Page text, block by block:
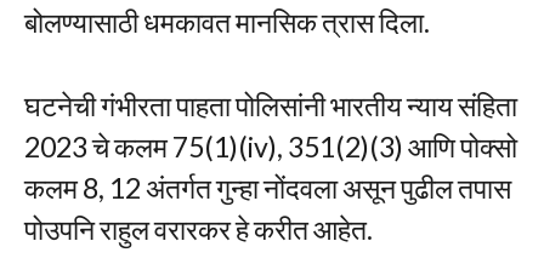
बोलण्यासाठी धमकावत मानसिक त्रास दिला.
घटनेची गंभीरता पाहता पोलिसांनी भारतीय न्याय संहिता
2023 चे कलम 75(1)(iv), 351(2)(3) आणि पोक्सो
कलम 8, 12 अंतर्गत गुन्हा नोंदवला असून पुढील तपास
पोउपनि राहुल वरारकर हे करीत आहेत.